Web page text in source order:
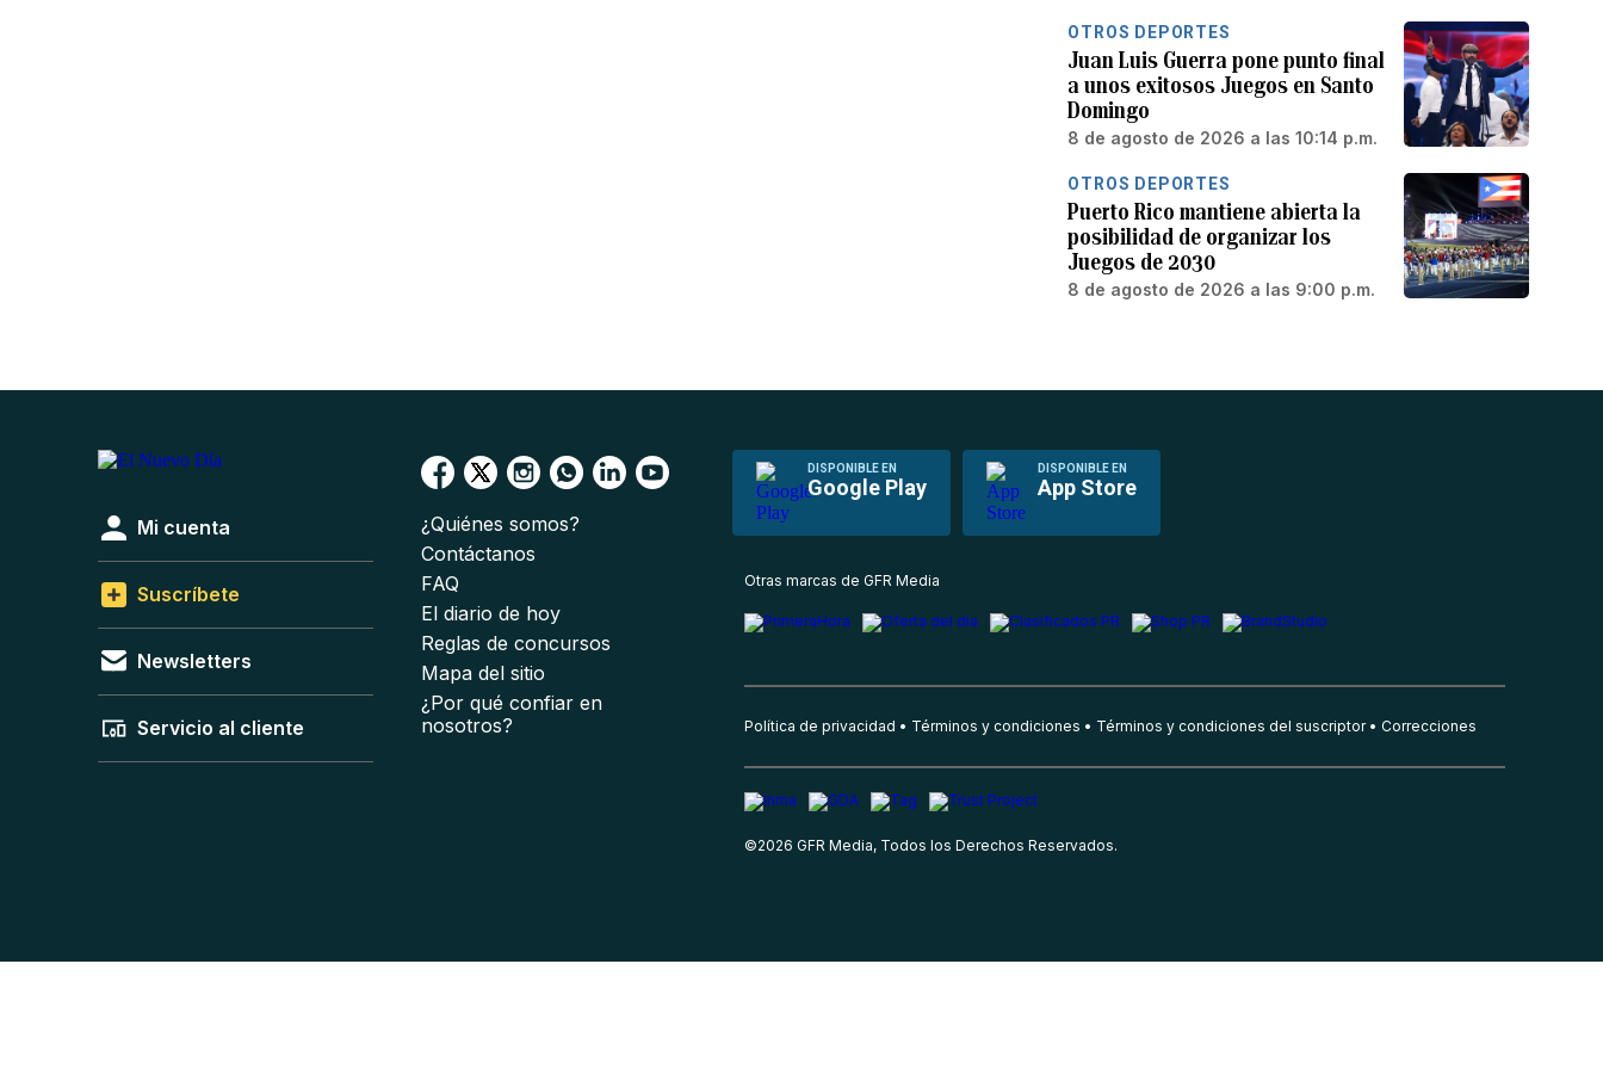
OTROS DEPORTES
Juan Luis Guerra pone punto final
a unos exitosos Juegos en Santo
Domingo
8 de agosto de 2026 a las 10:14 p.m.
OTROS DEPORTES
Puerto Rico mantiene abierta la
posibilidad de organizar los
Juegos de 2030
8 de agosto de 2026 a las 9:00 p.m.
DISPONIBLE EN
Google Play
DISPONIBLE EN
App Store
Mi cuenta
Suscríbete
Newsletters
Servicio al cliente
¿Quiénes somos?
Contáctanos
FAQ
El diario de hoy
Reglas de concursos
Mapa del sitio
¿Por qué confiar en
nosotros?
Otras marcas de GFR Media
Política de privacidad Términos y condiciones Términos y condiciones del suscriptor Correcciones
©2026 GFR Media, Todos los Derechos Reservados.